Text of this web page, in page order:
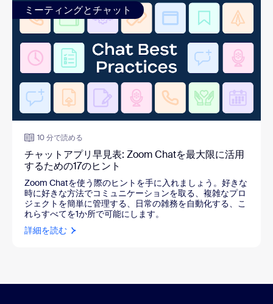
ミーティングとチャット
10 分で読める
チャットアプリ早見表: Zoom Chatを最大限に活用
するための17のヒント
Zoom Chatを使う際のヒントを手に入れましょう。好きな
時に好きな方法でコミュニケーションを取る、複雑なプロ
ジェクトを簡単に管理する、日常の雑務を自動化する、こ
れらすべてを1か所で可能にします。
詳細を読む